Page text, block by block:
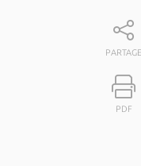
PARTAGE
PDF